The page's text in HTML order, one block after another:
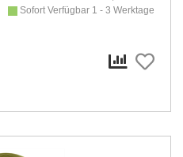
Sofort Verfügbar 1 - 3 Werktage